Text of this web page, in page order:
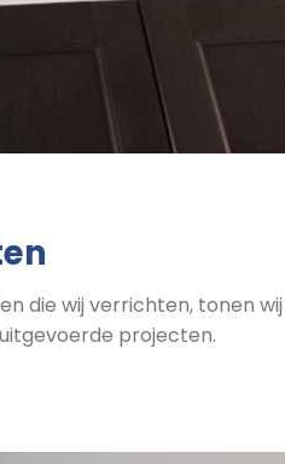
die wij verrichten, tonen wij
projecten.